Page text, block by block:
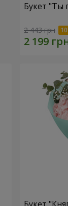
Букет "Ты
2 443 грн
Букет